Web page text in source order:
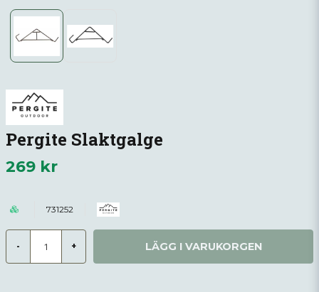
Pergite Slaktgalge
269 kr
731252
- + LÄGG I VARUKORGEN